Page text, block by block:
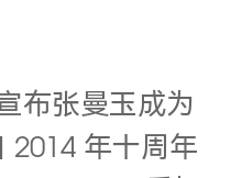
布张曼玉成为
2014 年十周年